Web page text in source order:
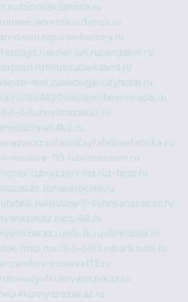
dooraleksandria.ru
mine-lab-msk.ru1-mus.ru
damn.rupurse-factory.ru
fasbags.ruadler-jun.rubandamn.ru
1mus.rudarksand.ru
msk.rualabuga-cityhotel.ru
2864420.rublagodarenie-spb.ru
4-kuhnyanazakaz.ru
medsprawo4ka.ru
fabrikayfabrikaefabrika.ru
moskva-113.rubiletnadom.ru
brazzers-hd.ruz-host.ru
naperekate.ru
kitubeu-2-kuhnyanazakaz.ru
cs-68.ru
mir-tk.ruvlknrussia.ru
map.ruvideo-seks.rubankaribi.ru
zamkov-moskva113.ru
tovudyi4kuhnyanazakaz.ru